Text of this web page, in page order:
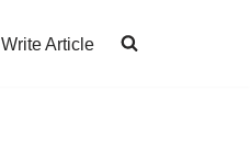
Write Article